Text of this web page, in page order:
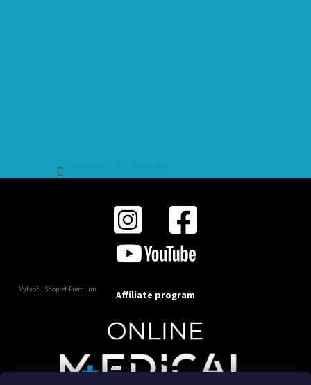
Vytvořil Shoptet Premium Affiliate program